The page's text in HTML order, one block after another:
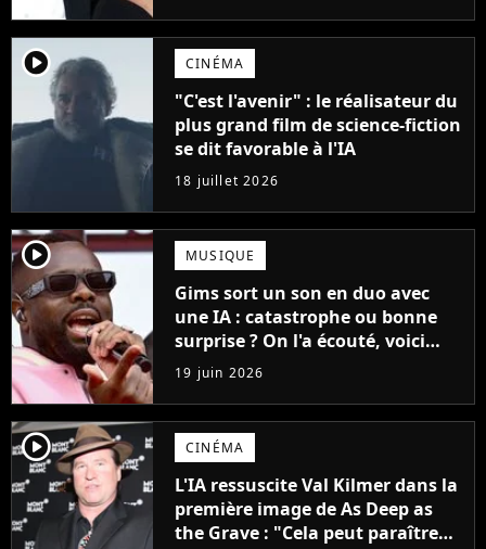
player2 CINÉMA
"C'est l'avenir" : le réalisateur du
plus grand film de science-fiction
se dit favorable à l'IA
18 juillet 2026
player2 MUSIQUE
Gims sort un son en duo avec
une IA : catastrophe ou bonne
surprise ? On l'a écouté, voici
notre verdict !
19 juin 2026
player2 CINÉMA
L'IA ressuscite Val Kilmer dans la
première image de As Deep as
the Grave : "Cela peut paraître